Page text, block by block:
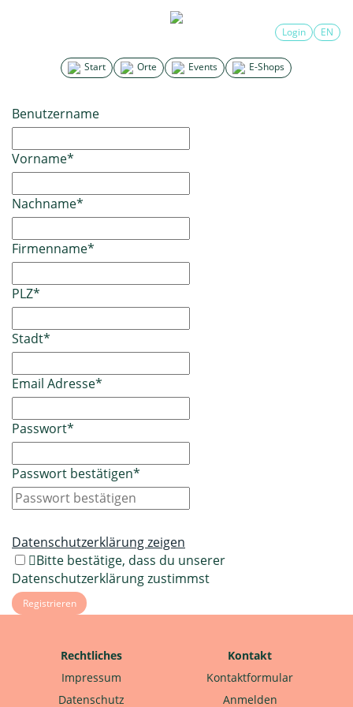
Start Orte Events E-Shops
Login EN
Benutzername
Vorname*
Nachname*
Firmenname*
PLZ*
Stadt*
Email Adresse*
Passwort*
Passwort bestätigen*
Datenschutzerklärung zeigen
Bitte bestätige, dass du unserer
Datenschutzerklärung zustimmst
Rechtliches
Impressum
Datenschutz
Kontakt
Kontaktformular
Anmelden